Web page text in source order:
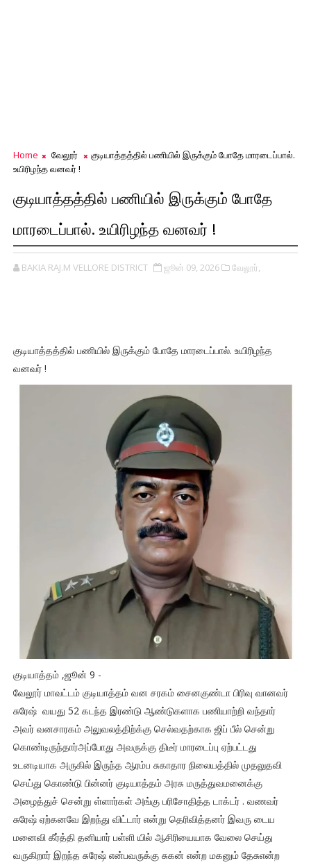
Home வேலூர்
குடியாத்தத்தில் பணியில் இருக்கும் போதே மாரடைப்பால்.
உயிரிழந்த வனவர் !
குடியாத்தத்தில் பணியில் இருக்கும் போதே
மாரடைப்பால். உயிரிழந்த வனவர் !
BAKIA RAJ.M VELLORE DISTRICT ஜூன் 09, 2026 வேலூர்,
குடியாத்தத்தில் பணியில் இருக்கும் போதே மாரடைப்பால். உயிரிழந்த
வனவர் !
குடியாத்தம் ,ஜூன் 9 -
வேலூர் மாவட்டம் குடியாத்தம் வன சரகம் சைனகுண்டா பிரிவு வானவர்
சுரேஷ் வயது 52 கடந்த இரண்டு ஆண்டுகளாக பணியாற்றி வந்தார்
அவர் வனசாரகம் அலுவலத்திற்க்கு செல்வதற்காக ஜிப் பீல் சென்று
கொண்டிருந்தார்அப்போது அவருக்கு திடீர் மாரடைப்பு ஏற்பட்டது
உடனடியாக அருகில் இருந்த ஆரம்ப சுகாதார நிலையத்தில் முதலுதவி
செய்து கொண்டு பின்னர் குடியாத்தம் அரசு மருத்துவமனைக்கு
அழைத்துச் சென்று ள்ளார்கள் அங்கு பரிசோதித்த டாக்டர் . வணவர்
சுரேஷ் ஏற்கனவே இறந்து விட்டார் என்று தெரிவித்தனர் இவரு டைய
மனைவி கீர்த்தி தனியார் பள்ளி யில் ஆசிரியையாக வேலை செய்து
வருகிறார் இறந்த சுரேஷ் என்பவருக்கு சுகன் என்ற மகனும் தேசுஎன்ற